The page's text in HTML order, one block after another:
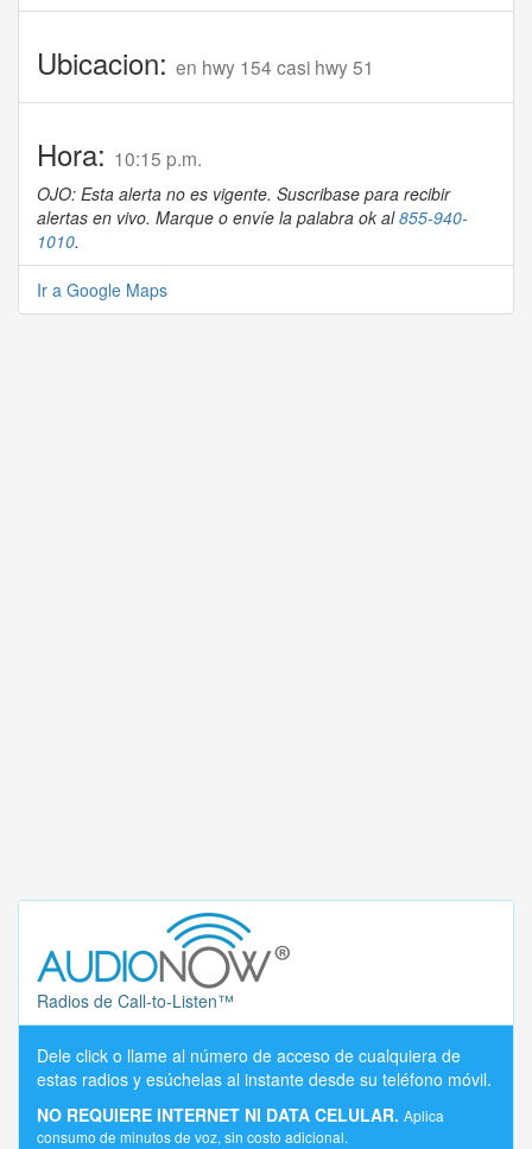
Ubicacion: en hwy 154 casi hwy 51
Hora: 10:15 p.m.
OJO: Esta alerta no es vigente. Suscribase para recibir
alertas en vivo. Marque o envíe la palabra ok al855-940-
1010.
Ir a Google Maps
Radios de Call-to-Listen™
Dele click o llame al número de acceso de cualquiera de
estas radios y esúchelas al instante desde su teléfono móvil.
NO REQUIERE INTERNET NI DATA CELULAR. Aplica
consumo de minutos de voz, sin costo adicional.